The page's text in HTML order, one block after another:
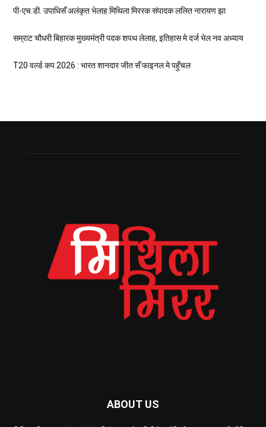
पी-एच.डी. उपाधिसँ अलंकृत भेलाह मिथिला मिररक संपादक ललित नारायण झा
सम्राट चौधरी बिहारक मुख्यमंत्री पदक शपथ लेलाह, इतिहास मे दर्ज भेल नव अध्याय
T20 वर्ल्ड कप 2026 : भारत शानदार जीत सँ फाइनल मे पहुँचल
ABOUT US